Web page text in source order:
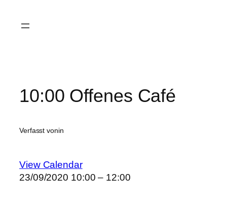
Inhalt
10:00 Offenes Café
Verfasst vonin
View Calendar
23/09/2020 10:00 – 12:00